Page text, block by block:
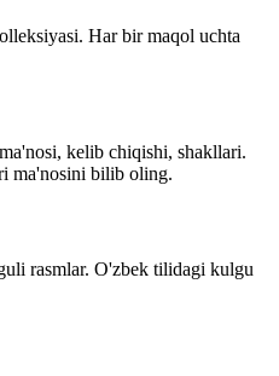
Har bir maqol uchta
kelib chiqishi, shakllari.
ma'nosini bilib oling.
rasmlar. O'zbek tilidagi kulgu